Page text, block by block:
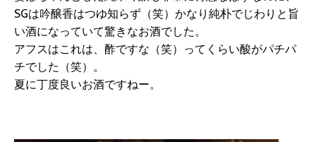
SGは吟醸香はつゆ知らず（笑）かなり純朴でじわりと旨
い酒になっていて驚きなお酒でした。
アフスはこれは、酢ですな（笑）ってくらい酸がパチパ
チでした（笑）。
夏に丁度良いお酒ですねー。